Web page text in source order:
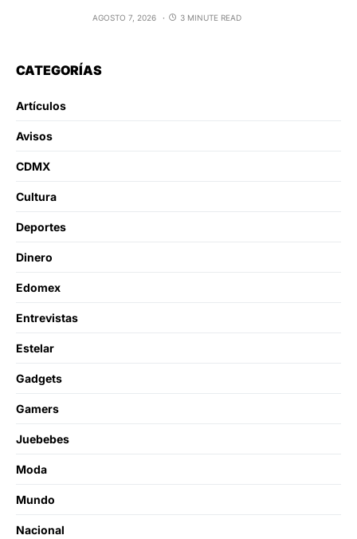
AGOSTO 7, 2026 3 MINUTE READ
CATEGORÍAS
Artículos
Avisos
CDMX
Cultura
Deportes
Dinero
Edomex
Entrevistas
Estelar
Gadgets
Gamers
Juebebes
Moda
Mundo
Nacional